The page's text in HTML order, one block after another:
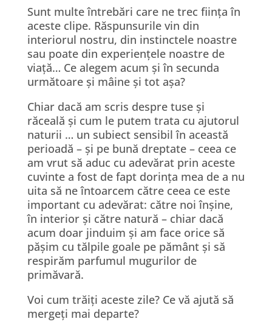
Sunt multe întrebări care ne trec ființa în
aceste clipe. Răspunsurile vin din
interiorul nostru, din instinctele noastre
sau poate din experiențele noastre de
viață… Ce alegem acum și în secunda
următoare și mâine și tot așa?
Chiar dacă am scris despre tuse și
răceală și cum le putem trata cu ajutorul
naturii … un subiect sensibil în această
perioadă – și pe bună dreptate – ceea ce
am vrut să aduc cu adevărat prin aceste
cuvinte a fost de fapt dorința mea de a nu
uita să ne întoarcem către ceea ce este
important cu adevărat: către noi înșine,
în interior și către natură – chiar dacă
acum doar jinduim și am face orice să
pășim cu tălpile goale pe pământ și să
respirăm parfumul mugurilor de
primăvară.
Voi cum trăiți aceste zile? Ce vă ajută să
mergeți mai departe?